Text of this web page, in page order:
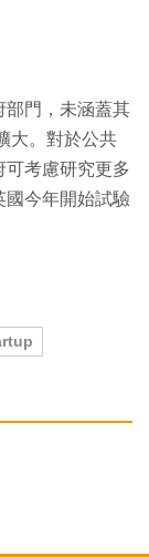
部門，未涵蓋其
大。對於公共
可考慮研究更多
國今年開始試驗